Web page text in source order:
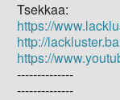
Tsekkaa:
https://
http://
https://
--------------
--------------